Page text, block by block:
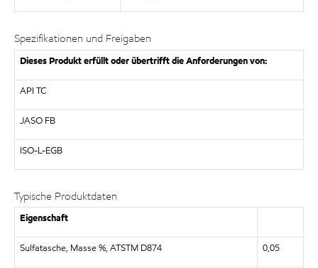
Spezifikationen und Freigaben
Dieses Produkt erfüllt oder übertrifft die Anforderungen von:
API TC
JASO FB
ISO-L-EGB
Typische Produktdaten
Eigenschaft
Sulfatasche, Masse %, ATSTM D874 0,05